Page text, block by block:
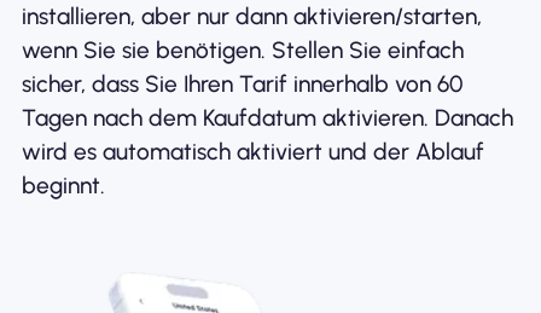
installieren, aber nur dann aktivieren/starten,
wenn Sie sie benötigen. Stellen Sie einfach
sicher, dass Sie Ihren Tarif innerhalb von 60
Tagen nach dem Kaufdatum aktivieren. Danach
wird es automatisch aktiviert und der Ablauf
beginnt.